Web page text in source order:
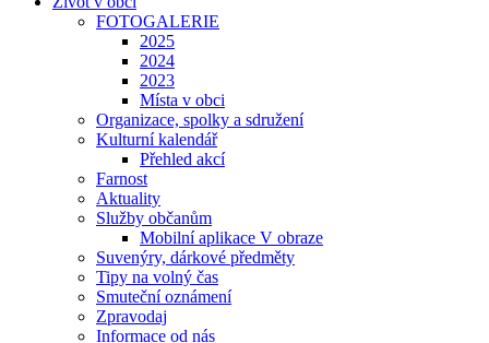
FOTOGALERIE
2025
2024
2023
Místa v obci
Organizace, spolky a sdružení
Kulturní kalendář
Přehled akcí
Farnost
Aktuality
Služby občanům
Mobilní aplikace V obraze
Suvenýry, dárkové předměty
Tipy na volný čas
Smuteční oznámení
Zpravodaj
Informace od nás